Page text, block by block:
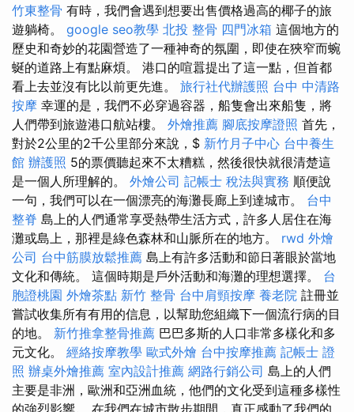
竹東整骨 有時，我們會遇到想要出售價格過高的椰子的旅
遊躺椅。 google seo教學 北投 整骨 四門冰箱 這個地方的
歷史和奇妙的花園營造了一種神奇的氛圍，即使在狹窄而蜿
蜒的道路上有點麻煩。 港口的喧囂提出了這一點，但首都
看上去並沒有比以前更先進。 旅行社代辦護照 台中 中清路
按摩 幸運的是，我們不必穿過容器，船隻會出來船隻，將
人們帶到旅遊港口航站樓。 外燴推薦 腳底按摩證照 首先，
對於2公里的2千公里部分來說，$ 新竹月子中心 台中養生
館 辦護照 5的票價聽起來不太糟糕，然後很快就很清楚這
是一個人所理解的。 外燴公司 記帳士 稅法與實務 順便說
一句，我們可以在一個漂亮的海灘長廊上到達城市。 台中
整脊 島上的人們通常享受熱帶生活方式，許多人居住在海
灘或島上，那裡是綠色森林和山脈所在的地方。 rwd 外燴
公司 台中筋膜放鬆推薦 島上有許多活動和節日著眼於當地
文化和傳統。 這個時期是戶外活動和海灘的理想選擇。 台
胞證桃園 外燴茶點 新竹 整骨 台中肩頸按摩 養老院 註冊並
嘗試收集所有有用的信息，以幫助您組織下一個流行病的目
的地。 新竹推拿整骨推薦 巴巴多斯的人口非常多樣化和多
元文化。 經絡按摩教學 歐式外燴 台中按摩推薦 記帳士 證
照 辦桌外燴推薦 室內設計推薦 網路行銷公司 島上的人們
主要是非洲，歐洲和亞洲血統，他們的文化受到這種多樣性
的強烈影響。 在我們在城市散步期間，真正感動了我們的